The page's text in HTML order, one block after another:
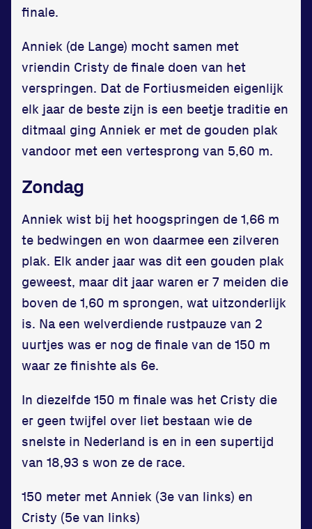
finale.
Anniek (de Lange) mocht samen met
vriendin Cristy de finale doen van het
verspringen. Dat de Fortiusmeiden eigenlijk
elk jaar de beste zijn is een beetje traditie en
ditmaal ging Anniek er met de gouden plak
vandoor met een vertesprong van 5,60 m.
Zondag
Anniek wist bij het hoogspringen de 1,66 m
te bedwingen en won daarmee een zilveren
plak. Elk ander jaar was dit een gouden plak
geweest, maar dit jaar waren er 7 meiden die
boven de 1,60 m sprongen, wat uitzonderlijk
is. Na een welverdiende rustpauze van 2
uurtjes was er nog de finale van de 150 m
waar ze finishte als 6e.
In diezelfde 150 m finale was het Cristy die
er geen twijfel over liet bestaan wie de
snelste in Nederland is en in een supertijd
van 18,93 s won ze de race.
150 meter met Anniek (3e van links) en
Cristy (5e van links)